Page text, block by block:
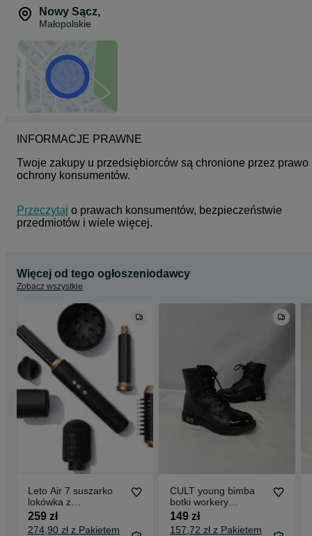
Nowy Sącz,
Małopolskie
INFORMACJE PRAWNE
Twoje zakupy u przedsiębiorców są chronione przez prawo
ochrony konsumentów.
Przeczytaj o prawach konsumentów, bezpieczeństwie
przedmiotów i wiele więcej.
Więcej od tego ogłoszeniodawcy
Zobacz wszystkie
Leto Air 7 suszarko
lokówka z
akcesoriami do
włosów walentynki
259 zł
274,90 zł z Pakietem
CULT young bimba
botki workery
dziewczęce dziecięce
jesienne za kostke
149 zł
157,72 zł z Pakietem